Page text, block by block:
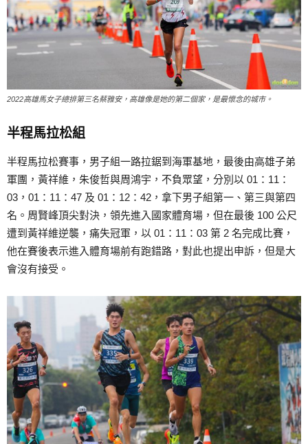
2022高雄馬女子總排第三名蔡雅安，高雄像是她的第二個家，是最懷念的城市。
半程馬拉松組
半程馬拉松賽事，男子組一路拉鋸到海軍基地，最後由高雄子弟
軍團，黃祥維，朱俊哲與周鴻宇，不負眾望，分別以 01：11：
03，01：11：47 及 01：12：42，拿下男子組第一、第三與第四
名。周賢峰頂尖對決，領先進入國家體育場，但在最後 100 公尺
遭到黃祥維逆襲，痛失冠軍，以 01：11：03 第 2 名完成比賽，
他在賽後表示進入體育場前有跑錯路，對此也提出申訴，但是大
會沒有接受。